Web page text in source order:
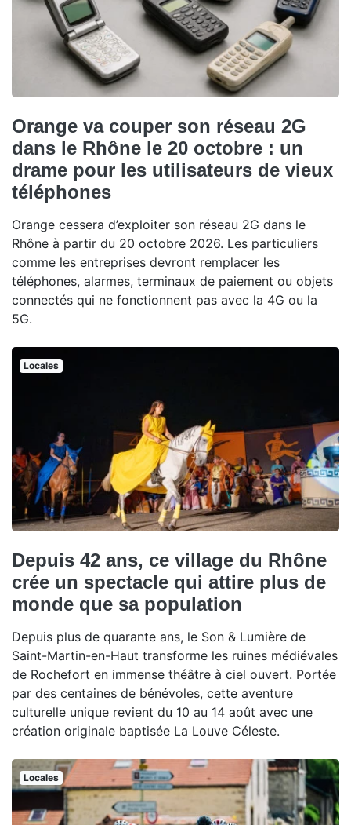
Orange va couper son réseau 2G
dans le Rhône le 20 octobre : un
drame pour les utilisateurs de vieux
téléphones
Orange cessera d’exploiter son réseau 2G dans le
Rhône à partir du 20 octobre 2026. Les particuliers
comme les entreprises devront remplacer les
téléphones, alarmes, terminaux de paiement ou objets
connectés qui ne fonctionnent pas avec la 4G ou la
5G.
Locales
Depuis 42 ans, ce village du Rhône
crée un spectacle qui attire plus de
monde que sa population
Depuis plus de quarante ans, le Son & Lumière de
Saint-Martin-en-Haut transforme les ruines médiévales
de Rochefort en immense théâtre à ciel ouvert. Portée
par des centaines de bénévoles, cette aventure
culturelle unique revient du 10 au 14 août avec une
création originale baptisée La Louve Céleste.
Locales